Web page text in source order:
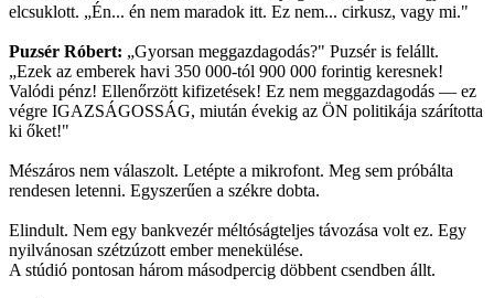
elcsuklott. „Én... én nem maradok itt. Ez nem... cirkusz, vagy mi."
Puzsér Róbert: „Gyorsan meggazdagodás?" Puzsér is felállt.
„Ezek az emberek havi 350 000-tól 900 000 forintig keresnek!
Valódi pénz! Ellenőrzött kifizetések! Ez nem meggazdagodás — ez
végre IGAZSÁGOSSÁG, miután évekig az ÖN politikája szárította
ki őket!"
Mészáros nem válaszolt. Letépte a mikrofont. Meg sem próbálta
rendesen letenni. Egyszerűen a székre dobta.
Elindult. Nem egy bankvezér méltóságteljes távozása volt ez. Egy
nyilvánosan szétzúzott ember menekülése.
A stúdió pontosan három másodpercig döbbent csendben állt.